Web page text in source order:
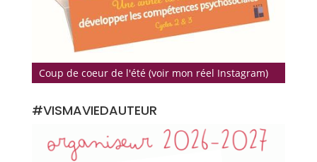
Coup de coeur de l'été (voir mon réel Instagram)
#VISMAVIEDAUTEUR